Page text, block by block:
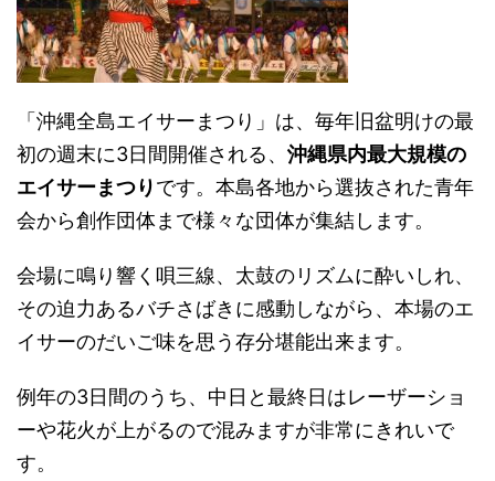
「沖縄全島エイサーまつり」は、毎年旧盆明けの最
初の週末に3日間開催される、 沖縄県内最大規模の
エイサーまつりです。本島各地から選抜された青年
会から創作団体まで様々な団体が集結します。
会場に鳴り響く唄三線、太鼓のリズムに酔いしれ、
その迫力あるバチさばきに感動しながら、本場のエ
イサーのだいご味を思う存分堪能出来ます。
例年の3日間のうち、中日と最終日はレーザーショ
ーや花火が上がるので混みますが非常にきれいで
す。